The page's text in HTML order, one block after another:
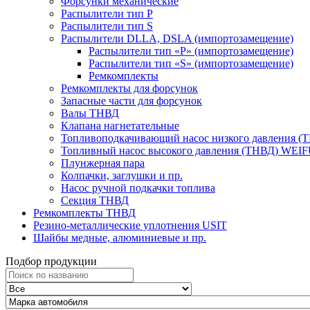
Распылители тип P
Распылители тип S
Распылители DLLA, DSLA (импортозамещение)
Распылители тип «Р» (импортозамещение)
Распылители тип «S» (импортозамещение)
Ремкомплекты
Ремкомплекты для форсунок
Запасные части для форсунок
Валы ТНВД
Клапана нагнетательные
Топливоподкачивающий насос низкого давления
Топливный насос высокого давления (ТНВД)
Плунжерная пара
Колпачки, заглушки и пр.
Насос ручной подкачки топлива
Секция ТНВД
Ремкомплекты ТНВД
Резино-металлические уплотнения USIT
Шайбы медные, алюминиевые и пр.
Подбор продукции